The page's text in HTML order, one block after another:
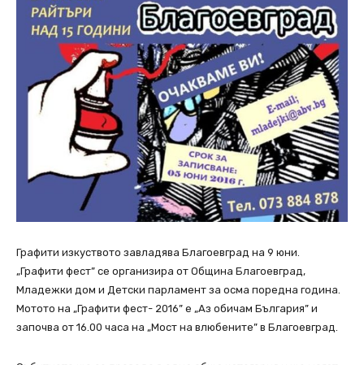
Графити изкуството завладява Благоевград на 9 юни.
„Графити фест” се организира от Община Благоевград,
Младежки дом и Детски парламент за осма поредна година.
Мотото на „Графити фест- 2016” е „Аз обичам България” и
започва от 16.00 часа на „Мост на влюбените” в Благоевград.